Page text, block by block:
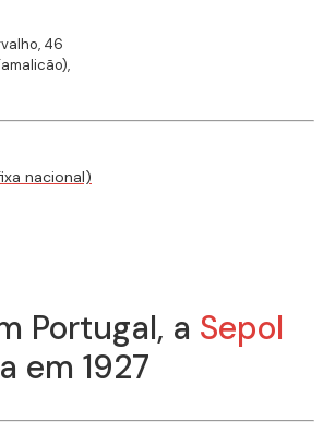
46
nacional)
Portugal, a Sepol
em 1927